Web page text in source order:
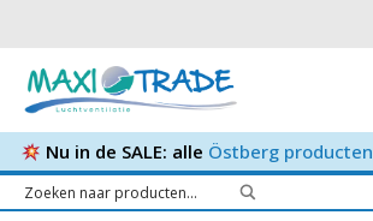
Nu in de SALE: alle Östberg producten